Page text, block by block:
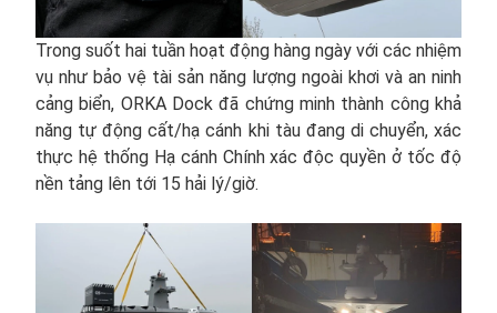
Trong suốt hai tuần hoạt động hàng ngày với các nhiệm
vụ như bảo vệ tài sản năng lượng ngoài khơi và an ninh
cảng biển, ORKA Dock đã chứng minh thành công khả
năng tự động cất/hạ cánh khi tàu đang di chuyển, xác
thực hệ thống Hạ cánh Chính xác độc quyền ở tốc độ
nền tảng lên tới 15 hải lý/giờ.